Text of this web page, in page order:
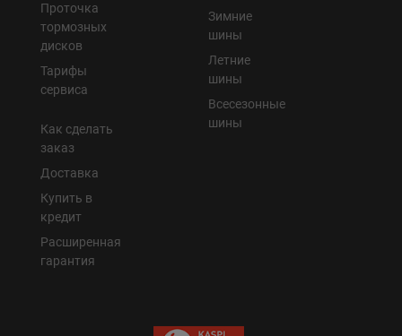
Проточка
тормозных
дисков
Тарифы
сервиса
Как сделать
заказ
Доставка
Купить в
кредит
Расширенная
гарантия
Зимние
шины
Летние
шины
Всесезонные
шины